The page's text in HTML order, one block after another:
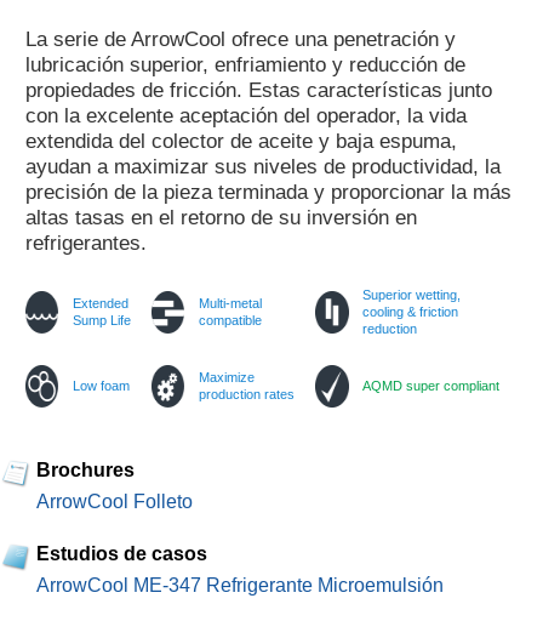
La serie de ArrowCool ofrece una penetración y
lubricación superior, enfriamiento y reducción de
propiedades de fricción. Estas características junto
con la excelente aceptación del operador, la vida
extendida del colector de aceite y baja espuma,
ayudan a maximizar sus niveles de productividad, la
precisión de la pieza terminada y proporcionar la más
altas tasas en el retorno de su inversión en
refrigerantes.
Extended
Sump Life
Multi-metal
compatible
Superior wetting,
cooling & friction
reduction
Low foam
Maximize
production rates
AQMD super compliant
Brochures
ArrowCool Folleto
Estudios de casos
ArrowCool ME-347 Refrigerante Microemulsión